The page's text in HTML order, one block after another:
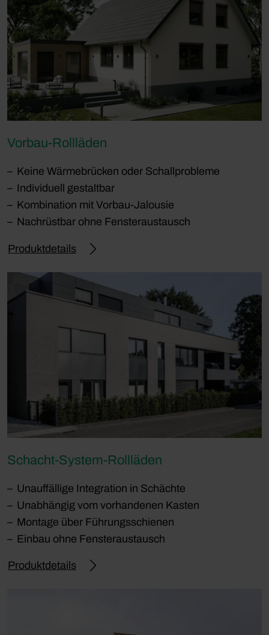
Vorbau-Rollläden
Keine Wärmebrücken oder Schallprobleme
Individuell gestaltbar
Kombination mit Vorbau-Jalousie
Nachrüstbar ohne Fensteraustausch
Produktdetails
Schacht-System-Rollläden
Unauffällige Integration in Schächte
Unabhängig vom vorhandenen Kasten
Montage über Führungsschienen
Einbau ohne Fensteraustausch
Produktdetails